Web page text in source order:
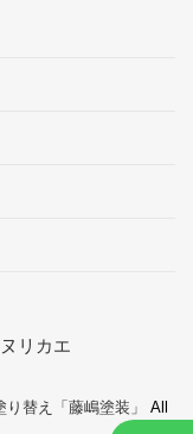
替え「藤嶋塗装」
All